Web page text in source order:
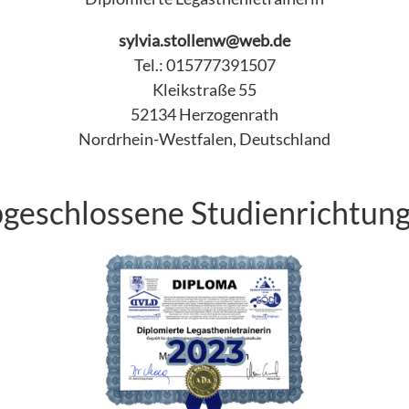
sylvia.stollenw@web.de
Tel.: 015777391507
Kleikstraße 55
52134 Herzogenrath
Nordrhein-Westfalen, Deutschland